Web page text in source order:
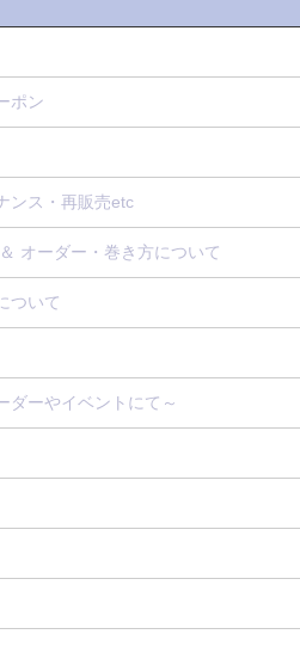
ポン
ンス・再販売etc
オーダー・巻き方について
ついて
ダーやイベントにて～